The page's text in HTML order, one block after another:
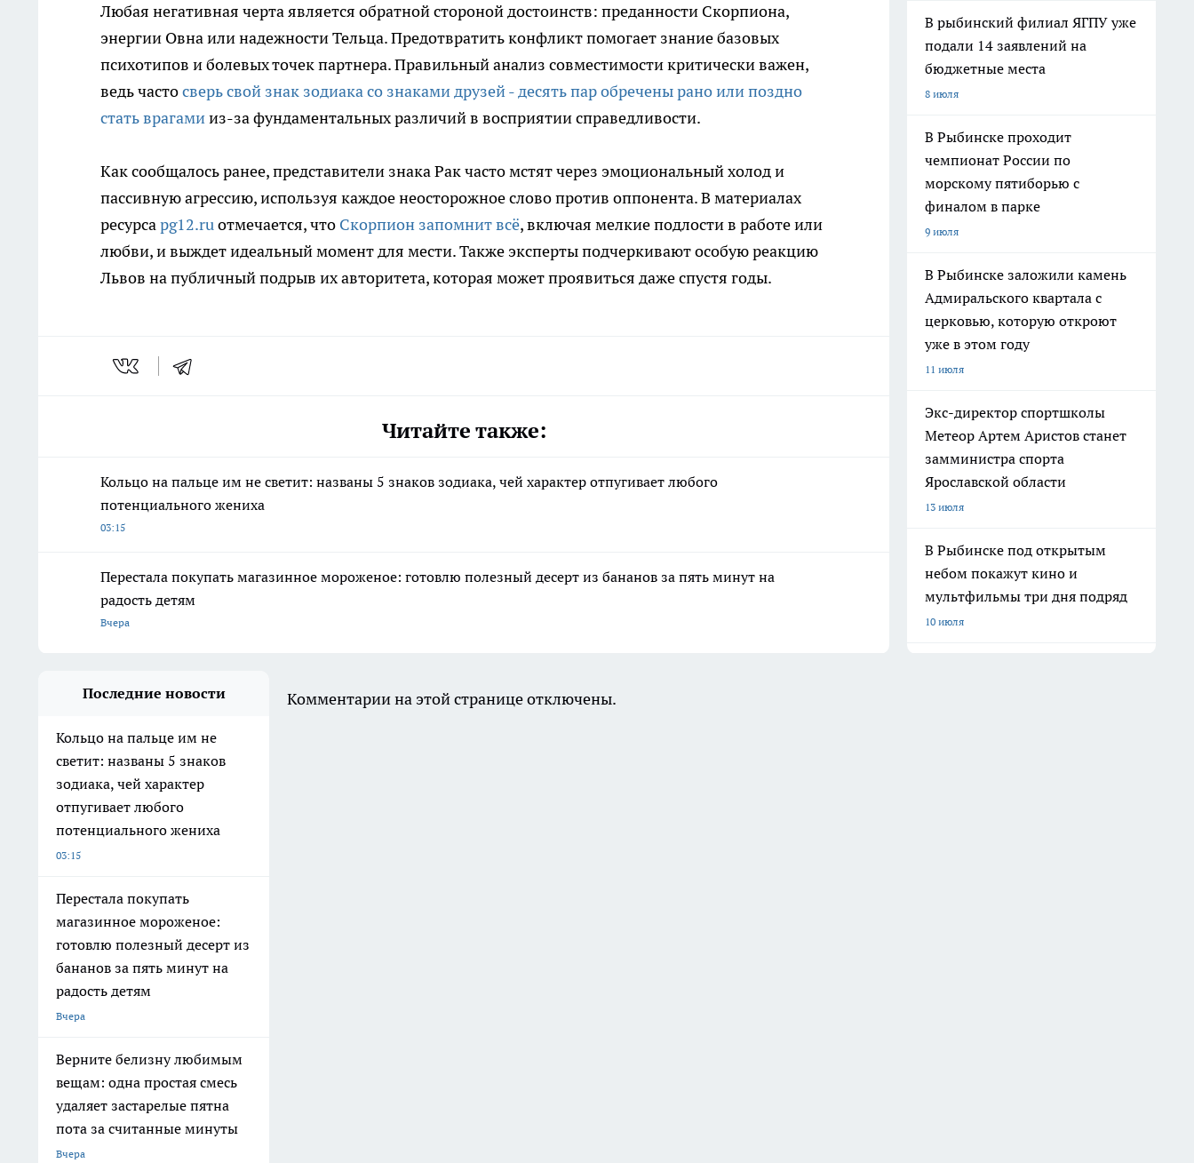
Любая негативная черта является обратной стороной достоинств: преданности Скорпиона,
энергии Овна или надежности Тельца. Предотвратить конфликт помогает знание базовых
психотипов и болевых точек партнера. Правильный анализ совместимости критически важен,
ведь частосверь свой знак зодиака со знаками друзей - десять пар обречены рано или поздно
стать врагамииз-за фундаментальных различий в восприятии справедливости.
Как сообщалось ранее, представители знака Рак часто мстят через эмоциональный холод и
пассивную агрессию, используя каждое неосторожное слово против оппонента. В материалах
ресурсаpg12.ruотмечается, что Скорпион запомнит всё, включая мелкие подлости в работе или
любви, и выждет идеальный момент для мести. Также эксперты подчеркивают особую реакцию
Львов на публичный подрыв их авторитета, которая может проявиться даже спустя годы.
Читайте также:
Кольцо на пальце им не светит: названы 5 знаков зодиака, чей характер отпугивает любого
потенциального жениха
03:15
Перестала покупать магазинное мороженое: готовлю полезный десерт из бананов за пять минут на
радость детям
Вчера
В рыбинский филиал ЯГПУ уже
подали 14 заявлений на
бюджетные места
8 июля
В Рыбинске проходит
чемпионат России по
морскому пятиборью с
финалом в парке
9 июля
В Рыбинске заложили камень
Адмиральского квартала с
церковью, которую откроют
уже в этом году
11 июля
Экс-директор спортшколы
Метеор Артем Аристов станет
замминистра спорта
Ярославской области
13 июля
В Рыбинске под открытым
небом покажут кино и
мультфильмы три дня подряд
10 июля
Последние новости
Кольцо на пальце им не
светит: названы 5 знаков
зодиака, чей характер
отпугивает любого
потенциального жениха
03:15
Перестала покупать
магазинное мороженое:
готовлю полезный десерт из
бананов за пять минут на
радость детям
Вчера
Верните белизну любимым
вещам: одна простая смесь
удаляет застарелые пятна
пота за считанные минуты
Вчера
Комментарии на этой странице отключены.